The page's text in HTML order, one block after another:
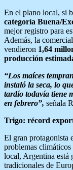
En el plano local, si
categoría Buena/
mejor registro para
Además, la
vendieron 1,64
producción
“Los maíces
instaló la seca, lo
tardío todavía tiene
en febrero”, señala
Trigo: récord
El gran protagonista
problemas
local, Argentina está
tradicionales de